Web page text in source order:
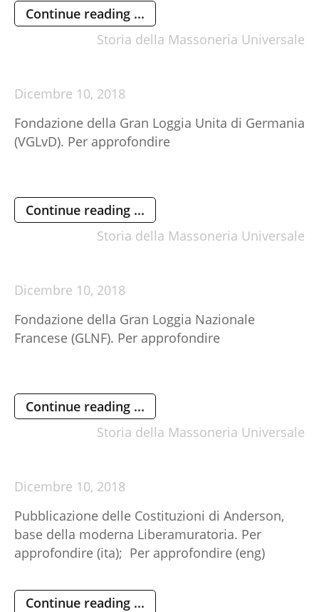
Continue reading ...
Storia della Massoneria Universale
Dicembre 10, 2018
Fondazione della Gran Loggia Unita di Germania
(VGLvD). Per approfondire
Continue reading ...
Storia della Massoneria Universale
Dicembre 10, 2018
Fondazione della Gran Loggia Nazionale
Francese (GLNF). Per approfondire
Continue reading ...
Storia della Massoneria Universale
Dicembre 10, 2018
Pubblicazione delle Costituzioni di Anderson,
base della moderna Liberamuratoria. Per
approfondire (ita); Per approfondire (eng)
Continue reading ...